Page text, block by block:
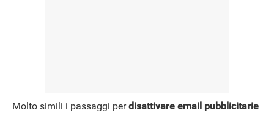
Molto simili i passaggi perdisattivare email pubblicitarie